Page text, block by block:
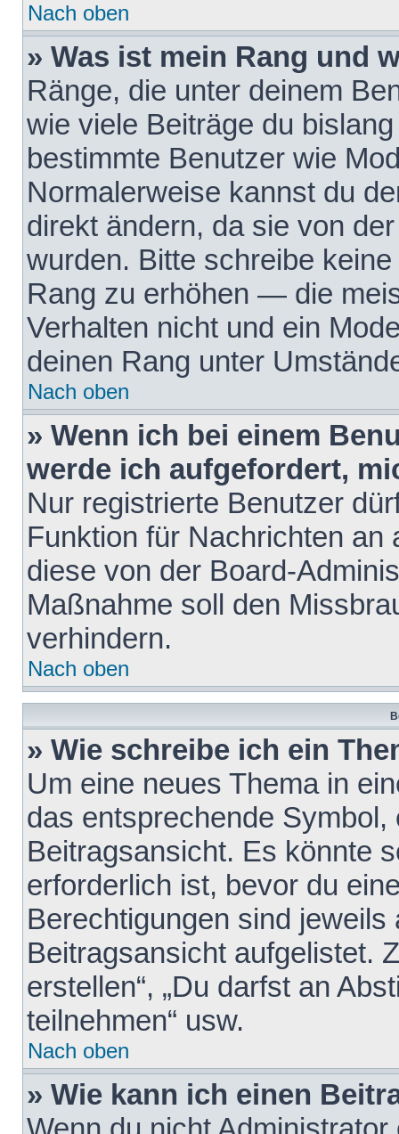
Nach oben
» Was ist mein Rang und
Ränge, die unter deinem
wie viele Beiträge du
bestimmte Benutzer wie
Normalerweise kannst du
direkt ändern, da sie von
wurden. Bitte schreibe
Rang zu erhöhen — die
Verhalten nicht und ein
deinen Rang unter
Nach oben
» Wenn ich bei einem
werde ich aufgefordert,
Nur registrierte Benutzer
Funktion für Nachrichten
diese von der Board-
Maßnahme soll den
verhindern.
Nach oben
» Wie schreibe ich ein
Um eine neues Thema in
das entsprechende
Beitragsansicht. Es könnte
erforderlich ist, bevor du
Berechtigungen sind
Beitragsansicht aufgelistet.
erstellen“, „Du darfst an
teilnehmen“ usw.
Nach oben
» Wie kann ich einen